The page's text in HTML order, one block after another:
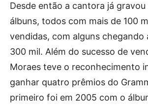
Desde então a cantora já gravou
álbuns, todos com mais de 100
vendidas, com alguns chegando
300 mil. Além do sucesso de
Moraes teve o reconhecimento
ganhar quatro prêmios do
primeiro foi em 2005 com o